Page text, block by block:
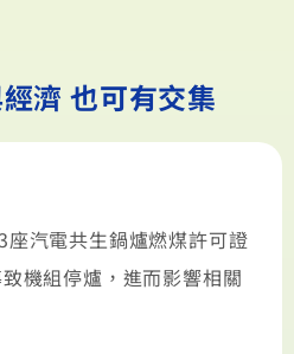
濟 也可有交集
汽電共生鍋爐燃煤許可證
機組停爐，進而影響相關